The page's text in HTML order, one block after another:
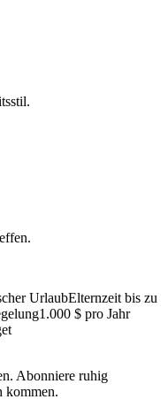
UrlaubElternzeit bis zu
1.000 $ pro Jahr
Abonniere ruhig
kommen.